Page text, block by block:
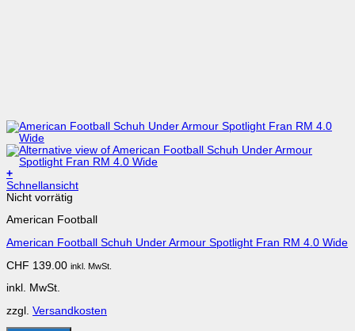
+
Dieses
Produkt
mehrere
auf.
Optionen
auf
Produktseite
gewählt
Schnellansicht
Nicht vorrätig
American Football
American Football Schuh Under Armour Spotlight Fran RM 4.0 Wide
CHF 139.00 inkl. MwSt.
inkl. MwSt.
zzgl. Versandkosten